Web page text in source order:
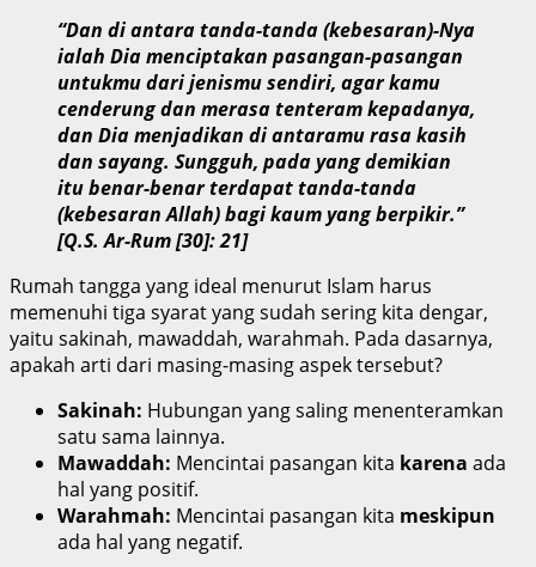
“Dan di antara tanda-tanda (kebesaran)-Nya
ialah Dia menciptakan pasangan-pasangan
untukmu dari jenismu sendiri, agar kamu
cenderung dan merasa tenteram kepadanya,
dan Dia menjadikan di antaramu rasa kasih
dan sayang. Sungguh, pada yang demikian
itu benar-benar terdapat tanda-tanda
(kebesaran Allah) bagi kaum yang berpikir.”
[Q.S. Ar-Rum [30]: 21]
Rumah tangga yang ideal menurut Islam harus
memenuhi tiga syarat yang sudah sering kita dengar,
yaitu sakinah, mawaddah, warahmah. Pada dasarnya,
apakah arti dari masing-masing aspek tersebut?
Sakinah: Hubungan yang saling menenteramkan
satu sama lainnya.
Mawaddah: Mencintai pasangan kita karena ada
hal yang positif.
Warahmah: Mencintai pasangan kita meskipun
ada hal yang negatif.